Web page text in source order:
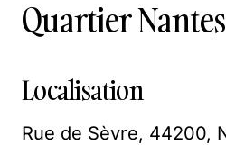
Quartier
Localisation
Rue de Sèvre, 44200,